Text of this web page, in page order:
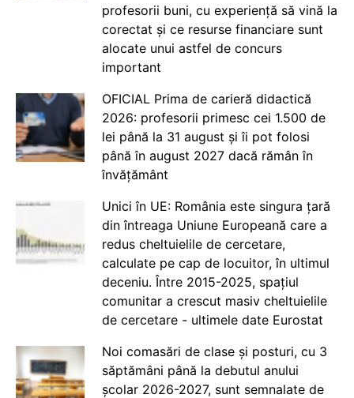
profesorii buni, cu experiență să vină la
corectat și ce resurse financiare sunt
alocate unui astfel de concurs
important
OFICIAL Prima de carieră didactică
2026: profesorii primesc cei 1.500 de
lei până la 31 august și îi pot folosi
până în august 2027 dacă rămân în
învățământ
Unici în UE: România este singura țară
din întreaga Uniune Europeană care a
redus cheltuielile de cercetare,
calculate pe cap de locuitor, în ultimul
deceniu. Între 2015-2025, spațiul
comunitar a crescut masiv cheltuielile
de cercetare - ultimele date Eurostat
Noi comasări de clase și posturi, cu 3
săptămâni până la debutul anului
școlar 2026-2027, sunt semnalate de